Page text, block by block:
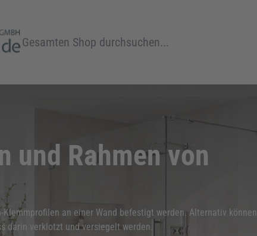
und Rahmen von
an einer Wand befestigt werden. Alternativ können
darin verklotzt und versiegelt werden.